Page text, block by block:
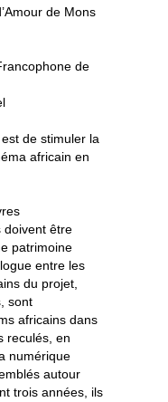
de Mons
de
de stimuler la
africain en
doivent être
patrimoine
entre les
du projet,
sont
africains dans
reculés, en
numérique
autour
trois années, ils